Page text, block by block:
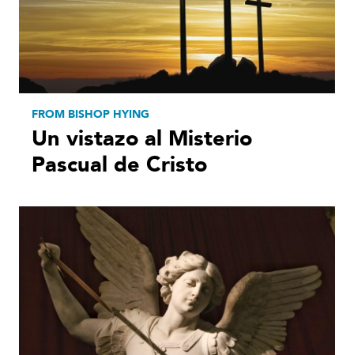
FROM BISHOP HYING
Un vistazo al Misterio
Pascual de Cristo